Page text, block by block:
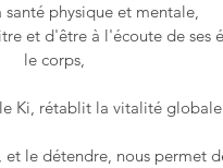
physique et mentale,
et d'être à l'écoute de ses
le corps,
Ki, rétablit la vitalité
le détendre, nous permet